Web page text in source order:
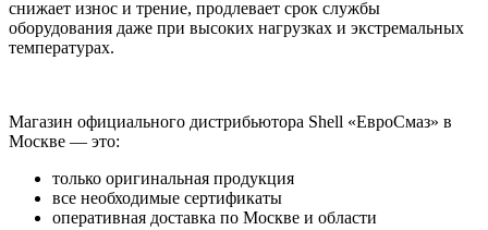
снижает износ и трение, продлевает срок службы
оборудования даже при высоких нагрузках и экстремальных
температурах.
Магазин официального дистрибьютора Shell «ЕвроСмаз» в
Москве — это:
только оригинальная продукция
все необходимые сертификаты
оперативная доставка по Москве и области